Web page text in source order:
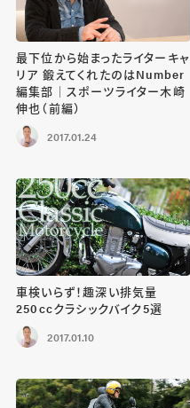
最下位から始まったライターキャ
リア 鍛えてくれたのはNumber
編集部｜スポーツライター木崎
伸也（前編）
2017.01.24
車検いらず！趣深い排気量
250ccクラシックバイク5選
2017.01.10